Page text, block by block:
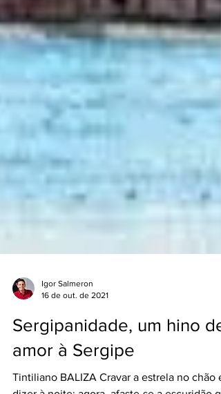
16 de out. de 2021
Sergipanidade, um hino de
amor à Sergipe